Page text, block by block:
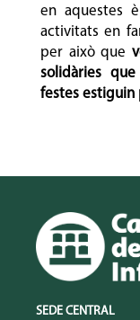
en aquestes
activitats en
per això que
solidàries
festes estiguin
SEDE CENTRAL